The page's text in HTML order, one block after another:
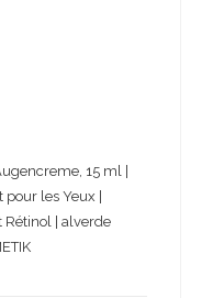
15 ml |
les Yeux |
Rétinol | alverde